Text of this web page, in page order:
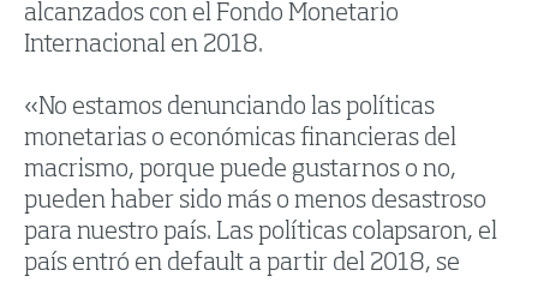
alcanzados con el Fondo Monetario
Internacional en 2018.
«No estamos denunciando las políticas
monetarias o económicas financieras del
macrismo, porque puede gustarnos o no,
pueden haber sido más o menos desastroso
para nuestro país. Las políticas colapsaron, el
país entró en default a partir del 2018, se